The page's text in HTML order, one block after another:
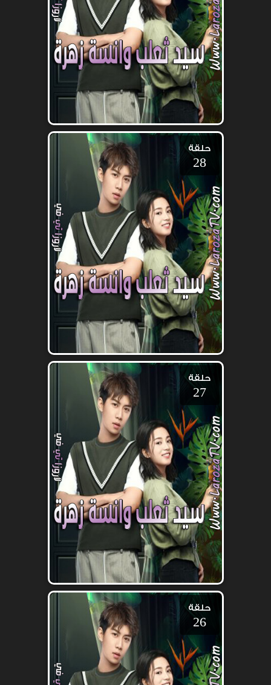
حلقة
28
حلقة
27
حلقة
26